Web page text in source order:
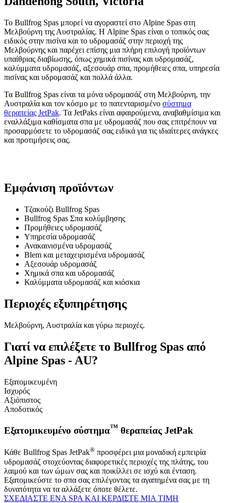
Το Bullfrog Spas μπορεί να αγοραστεί στο Alpine Spas στη
Μελβούρνη της Αυστραλίας. Η Alpine Spas είναι ο τοπικός σας
ειδικός στην πισίνα και το υδρομασάζ στην περιοχή της
Μελβούρνης και παρέχει επίσης μια πλήρη επιλογή προϊόντων
υπαίθριας διαβίωσης, όπως χημικά πισίνας και υδρομασάζ,
καλύμματα υδρομασάζ, αξεσουάρ σπα, προμήθειες σπα, υπηρεσία
πισίνας και υδρομασάζ και πολλά άλλα.
Τα Bullfrog Spas είναι τα μόνα υδρομασάζ στη Μελβούρνη, την
Αυστραλία και τον κόσμο με το πατενταρισμένο σύστημα
θεραπείας JetPak. Τα JetPaks είναι αφαιρούμενα, αναβαθμίσιμα και
εναλλάξιμα καθίσματα σπα με υδρομασάζ που σας επιτρέπουν να
προσαρμόσετε το υδρομασάζ σας ειδικά για τις ιδιαίτερες ανάγκες
και προτιμήσεις σας.
Εμφάνιση προϊόντων
Τζακούζι Bullfrog Spas
Bullfrog Spas Σπα κολύμβησης
Προμήθειες υδρομασάζ
Υπηρεσία υδρομασάζ
Ανακαινισμένα υδρομασάζ
Blem και μεταχειρισμένα υδρομασάζ
Αξεσουάρ υδρομασάζ
Χημικά σπα και υδρομασάζ
Καλύμματα υδρομασάζ και κιόσκια
Περιοχές εξυπηρέτησης
Μελβούρνη, Αυστραλία και γύρω περιοχές.
Γιατί να επιλέξετε το Bullfrog Spas από
Alpine Spas - AU?
Εξατομικευμένη
Ισχυρός
Αξιόπιστος
Αποδοτικός
Εξατομικευμένο σύστημα™ θεραπείας JetPak
Κάθε Bullfrog Spas JetPak® προσφέρει μια μοναδική εμπειρία
υδρομασάζ στοχεύοντας διαφορετικές περιοχές της πλάτης, του
λαιμού και των ώμων σας και ποικίλλει σε ισχύ και ένταση.
Εξατομικεύστε το σπα σας επιλέγοντας τα αγαπημένα σας με τη
δυνατότητα να τα αλλάξετε όποτε θέλετε.
ΣΧΕΔΙΑΣΤΕ ΕΝΑ SPA ΚΑΙ ΚΕΡΔΙΣΤΕ ΜΙΑ ΤΙΜΗ